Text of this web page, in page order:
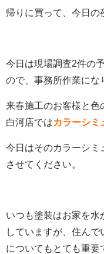
帰りに買って、今日の
今日は現場調査2件の
ので、事務所作業にな
来春施工のお客様と色
白河店ではカラーシミ
今日はそのカラーシミ
させてください。
いつも塗装はお家を水
していますが、住んで
についてもとても重要